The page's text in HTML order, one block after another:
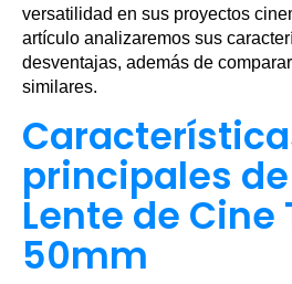
versatilidad en sus proyectos
artículo analizaremos sus
desventajas, además de
similares.
principales
Lente de Cine
50mm